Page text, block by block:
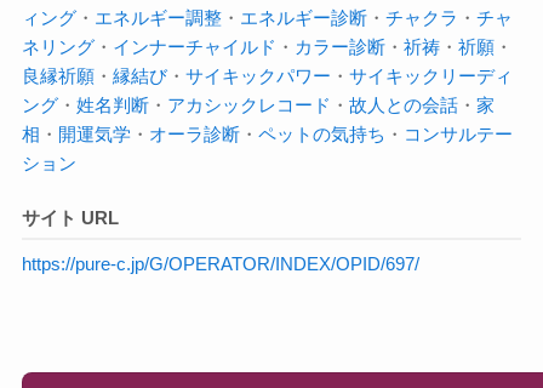
ィング・ エネルギー調整・ エネルギー診断・ チャクラ ・ チャ
ネリング・ インナーチャイルド ・ カラー診断・ 祈祷・ 祈願・
良縁祈願・ 縁結び・ サイキックパワー ・ サイキック リーディ
ング・ 姓名判断・ アカシックレコード ・ 故人との会話・ 家
相 ・ 開運気学・ オーラ診断・ ペットの気持ち ・ コンサルテー
ション
サイト URL
https://pure-c.jp/G/OPERATOR/INDEX/OPID/697/